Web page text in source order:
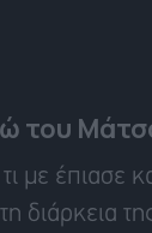
του
με έπιασε
διάρκεια